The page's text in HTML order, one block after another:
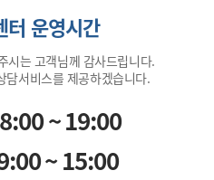
터 운영시간
시는 고객님께 감사드립니다.
담서비스를 제공하겠습니다.
~ 19:00
~ 15:00